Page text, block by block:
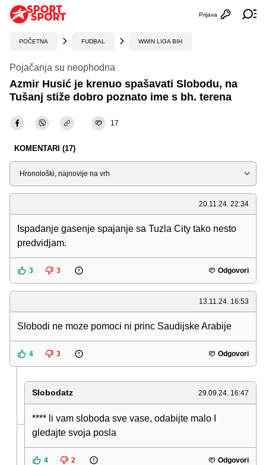
Otvori
Prijava
POČETNA FUDBAL WWIN LIGA BIH
Pojačanja su neophodna
Azmir Husić je krenuo spašavati Slobodu, na
Tušanj stiže dobro poznato ime s bh. terena
17
KOMENTARI (17)
Sortiraj
20.11.24. 22:34
Ispadanje gasenje spajanje sa Tuzla City tako nesto
predvidjam.
3 3 Odgovori
13.11.24. 16:53
Slobodi ne moze pomoci ni princ Saudijske Arabije
4 3 Odgovori
Slobodatz 29.09.24. 16:47
**** li vam sloboda sve vase, odabijte malo I
gledajte svoja posla
4 2 Odgovori